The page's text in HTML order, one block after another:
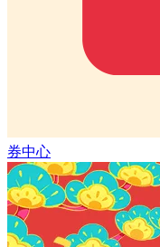
券中心